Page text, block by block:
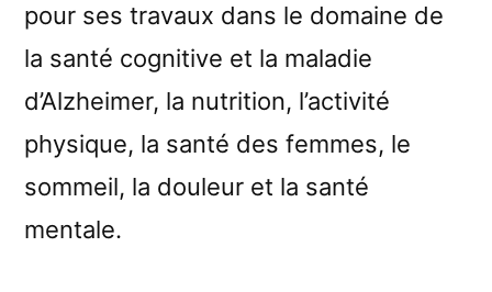
pour ses travaux dans le domaine de
la santé cognitive et la maladie
d’Alzheimer, la nutrition, l’activité
physique, la santé des femmes, le
sommeil, la douleur et la santé
mentale.